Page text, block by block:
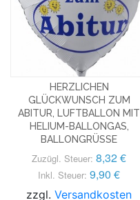
HERZLICHEN
GLÜCKWUNSCH ZUM
ABITUR, LUFTBALLON MIT
HELIUM-BALLONGAS,
BALLONGRÜSSE
Zuzügl. Steuer: 8,32 €
Inkl. Steuer: 9,90 €
zzgl.Versandkosten